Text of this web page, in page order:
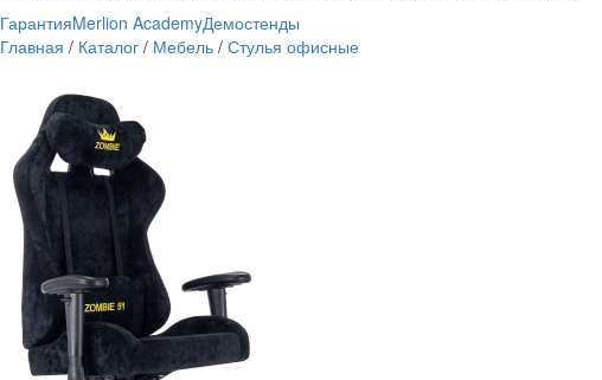
ГарантияMerlion AcademyДемостенды
Главная / Каталог / Мебель / Стулья офисные